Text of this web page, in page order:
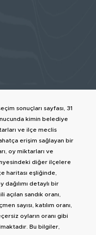
sonuçları sayfası, 31
kimin belediye
ve ilçe meclis
erişim sağlayan bir
oy miktarları ve
diğer ilçelere
haritası eşliğinde,
dağılımı detaylı bir
sandık oranı,
sayısı, katılım oranı,
oyların oranı gibi
Bu bilgiler,